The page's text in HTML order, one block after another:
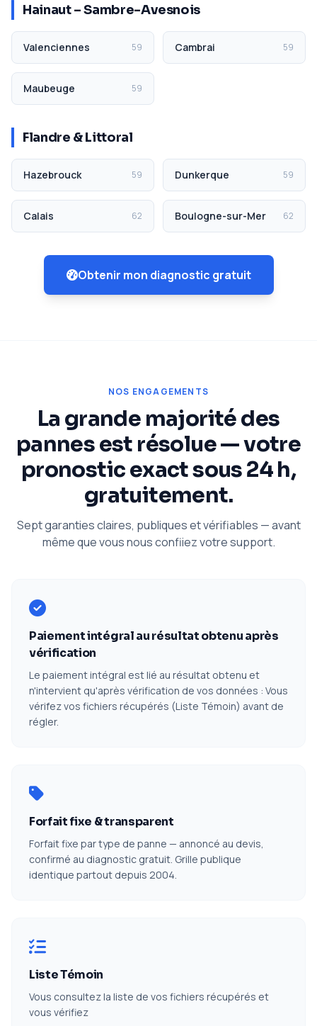
Hainaut – Sambre-Avesnois
Valenciennes 59 Cambrai 59
Maubeuge 59
Flandre & Littoral
Hazebrouck 59 Dunkerque 59
Calais 62 Boulogne-sur-Mer 62
Obtenir mon diagnostic gratuit
NOS ENGAGEMENTS
La grande majorité des
pannes est résolue — votre
pronostic exact sous 24 h,
gratuitement.
Sept garanties claires, publiques et vérifiables — avant
même que vous nous confiiez votre support.
Paiement intégral au résultat obtenu après
vérification
Le paiement intégral est lié au résultat obtenu et
n'intervient qu'après vérification de vos données : Vous
vérifez vos fichiers récupérés (Liste Témoin) avant de
régler.
Forfait fixe & transparent
Forfait fixe par type de panne — annoncé au devis,
confirmé au diagnostic gratuit. Grille publique
identique partout depuis 2004.
Liste Témoin
Vous consultez la liste de vos fichiers récupérés et
vous vérifiez